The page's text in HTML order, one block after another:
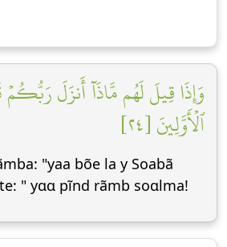
وَإِذَا قِيلَ لَهُم مَّاذَآ أَنزَلَ رَبُّكُمۡ
ٱلۡأَوَّلِينَ [٢٤]
"yaa bõe la y Soabã
" yɑɑ pĩnd rãmb soɑlma!